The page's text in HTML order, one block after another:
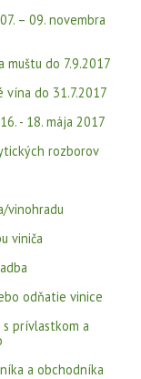
– 09. novembra
muštu do 7.9.2017
vína do 31.7.2017
- 18. mája 2017
rozborov
vinohradu
viniča
odňatie vinice
prívlastkom a
a obchodníka